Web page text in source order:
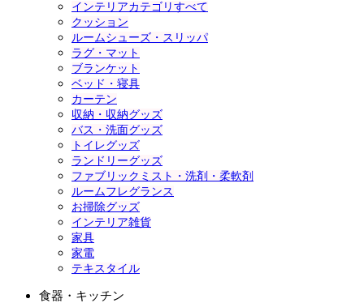
インテリアカテゴリすべて
クッション
ルームシューズ・スリッパ
ラグ・マット
ブランケット
ベッド・寝具
カーテン
収納・収納グッズ
バス・洗面グッズ
トイレグッズ
ランドリーグッズ
ファブリックミスト・洗剤・柔軟剤
ルームフレグランス
お掃除グッズ
インテリア雑貨
家具
家電
テキスタイル
食器・キッチン